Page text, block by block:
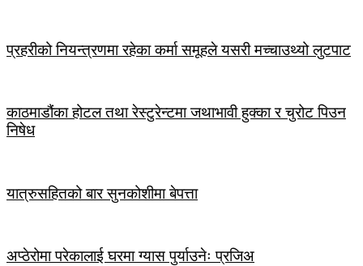
प्रहरीको नियन्त्रणमा रहेका कर्मा समूहले यसरी मच्चाउथ्यो लुटपाट
काठमाडौंका होटल तथा रेस्टुरेन्टमा जथाभावी हुक्का र चुरोट पिउन
निषेध
यात्रुसहितको बार सुनकोशीमा बेपत्ता
अप्ठेरोमा परेकालाई घरमा ग्यास पुर्याउनेः प्रजिअ